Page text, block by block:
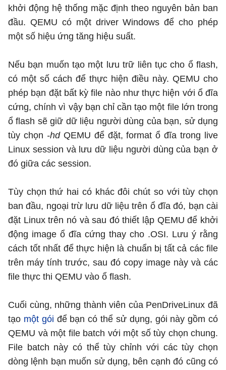
khởi động hệ thống mặc định theo nguyên bản ban
đầu. QEMU có một driver Windows để cho phép
một số hiệu ứng tăng hiệu suất.
Nếu bạn muốn tạo một lưu trữ liên tục cho ổ flash,
có một số cách để thực hiện điều này. QEMU cho
phép bạn đặt bất kỳ file nào như thực hiện với ổ đĩa
cứng, chính vì vậy bạn chỉ cần tạo một file lớn trong
ổ flash sẽ giữ dữ liệu người dùng của bạn, sử dụng
tùy chọn -hdQEMU để đặt, format ổ đĩa trong live
Linux session và lưu dữ liệu người dùng của bạn ở
đó giữa các session.
Tùy chọn thứ hai có khác đôi chút so với tùy chọn
ban đầu, ngoại trừ lưu dữ liệu trên ổ đĩa đó, bạn cài
đặt Linux trên nó và sau đó thiết lập QEMU để khởi
động image ổ đĩa cứng thay cho .OSI. Lưu ý rằng
cách tốt nhất để thực hiện là chuẩn bị tất cả các file
trên máy tính trước, sau đó copy image này và các
file thực thi QEMU vào ổ flash.
Cuối cùng, những thành viên của PenDriveLinux đã
tạo một gói để bạn có thể sử dụng, gói này gồm có
QEMU và một file batch với một số tùy chọn chung.
File batch này có thể tùy chỉnh với các tùy chọn
dòng lệnh bạn muốn sử dụng, bên cạnh đó cũng có